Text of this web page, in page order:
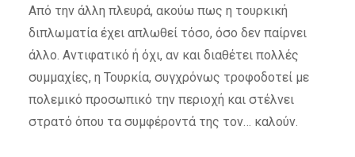
Από την άλλη πλευρά, ακούω πως η τουρκική
διπλωματία έχει απλωθεί τόσο, όσο δεν παίρνει
άλλο. Αντιφατικό ή όχι, αν και διαθέτει πολλές
συμμαχίες, η Τουρκία, συγχρόνως τροφοδοτεί με
πολεμικό προσωπικό την περιοχή και στέλνει
στρατό όπου τα συμφέροντά της τον… καλούν.